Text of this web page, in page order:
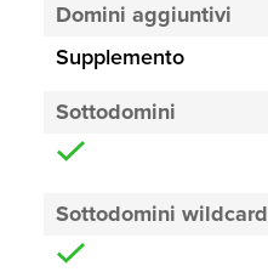
Domini aggiuntivi
Supplemento
Sottodomini
Sottodomini wildcard